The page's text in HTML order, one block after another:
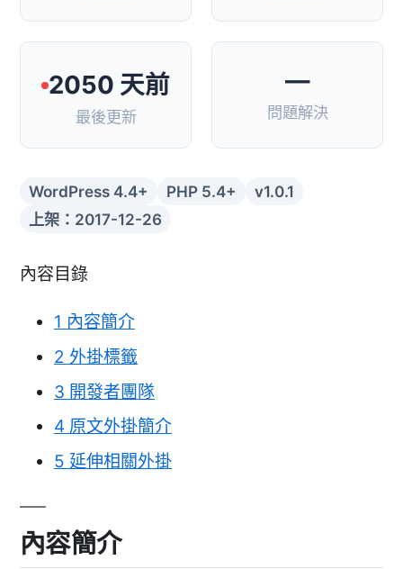
2050 天前
最後更新
—
問題解決
WordPress 4.4+ PHP 5.4+
v1.0.1
上架：2017-12-26
內容目錄
1 內容簡介
2 外掛標籤
3 開發者團隊
4 原文外掛簡介
5 延伸相關外掛
內容簡介